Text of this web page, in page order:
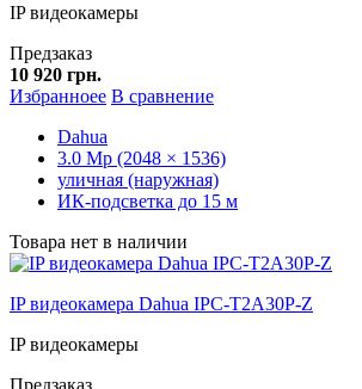
IP видеокамеры
Предзаказ
10 920 грн.
Избранноее В сравнение
Dahua
3.0 Mp (2048 × 1536)
уличная (наружная)
ИК-подсветка до 15 м
Товара нет в наличии
IP видеокамера Dahua IPC-T2A30P-Z
IP видеокамеры
Предзаказ